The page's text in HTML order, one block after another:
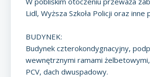
Lidl, Wyższa Szkoła Policji oraz
BUDYNEK:
Budynek czterokondygnacyjny,
wewnętrznymi ramami
PCV, dach dwuspadowy.